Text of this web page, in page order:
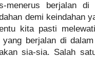
menerus berjalan
demi keindahan
kita pasti
yang berjalan di
sia-sia. Salah